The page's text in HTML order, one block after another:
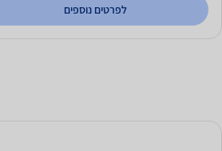
לפרטים נוספים